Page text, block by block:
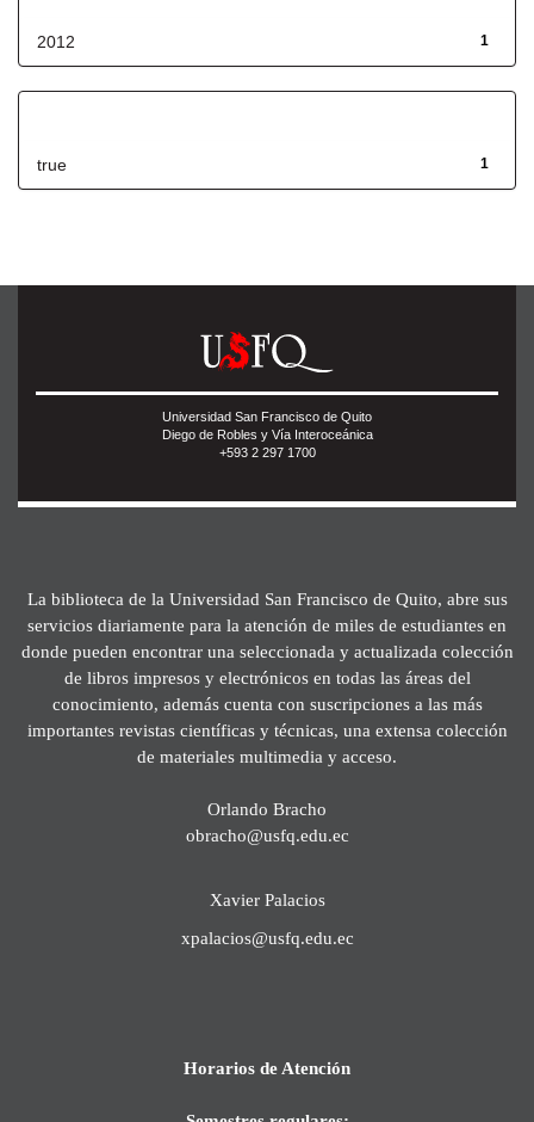
1
2012
1
true
Universidad San Francisco de Quito
Diego de Robles y Vía Interoceánica
+593 2 297 1700
La biblioteca de la Universidad San Francisco de Quito, abre sus
servicios diariamente para la atención de miles de estudiantes en
donde pueden encontrar una seleccionada y actualizada colección
de libros impresos y electrónicos en todas las áreas del
conocimiento, además cuenta con suscripciones a las más
importantes revistas científicas y técnicas, una extensa colección
de materiales multimedia y acceso.
Orlando Bracho
obracho@usfq.edu.ec
Xavier Palacios
xpalacios@usfq.edu.ec
Horarios de Atención